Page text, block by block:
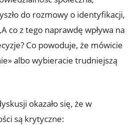
do rozmowy o identyfikacji,
co z tego naprawdę wpływa na
Co powoduje, że mówicie
albo wybieracie trudniejszą
okazało się, że w
są krytyczne: